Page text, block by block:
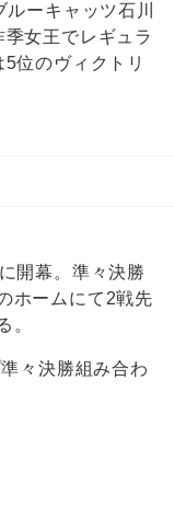
ーキャッツ石川
女王でレギュラ
位のヴィクトリ
開幕。準々決勝
ホームにて2戦先
。
々決勝組み合わ